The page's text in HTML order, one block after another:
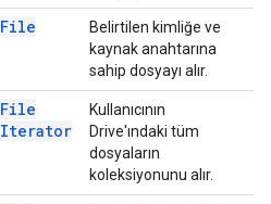
File
Belirtilen kimliğe ve
kaynak anahtarına
sahip dosyayı alır.
File
Iterator
Kullanıcının
Drive'ındaki tüm
dosyaların
koleksiyonunu alır.